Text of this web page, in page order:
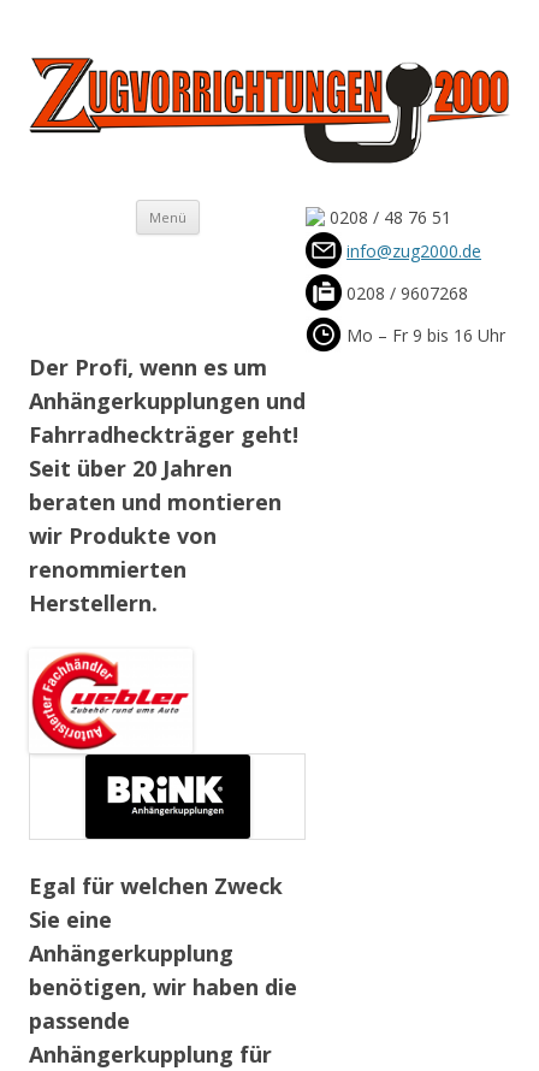
Thule, Fahrradträger und Auto
Elektornik Einbau vom Fachmann
0208 / 48 76 51
info@zug2000.de
0208 / 9607268
Mo – Fr 9 bis 16 Uhr
Menü Zum
springen
Der Profi, wenn es um
Anhängerkupplungen und
Fahrradheckträger geht!
Seit über 20 Jahren
beraten und montieren
wir Produkte von
renommierten
Herstellern.
Egal für welchen Zweck
Sie eine
Anhängerkupplung
benötigen, wir haben die
passende
Anhängerkupplung für